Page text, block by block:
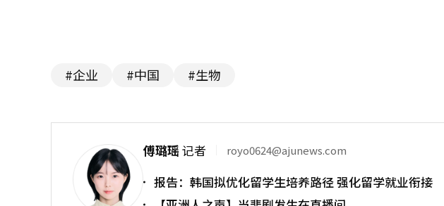
#企业 #中国 #生物
傅璐瑶记者 royo0624@ajunews.com
报告：韩国拟优化留学生培养路径 强化留学就业衔接